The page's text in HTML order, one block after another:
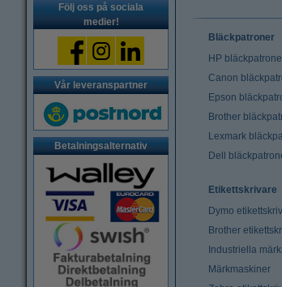
Följ oss på sociala
medier!
Vår leveranspartner
Betalningsalternativ
Bläckpatroner
HP
Canon
Epson
Brother
Lexmark
Dell
Etikettskrivare
Dymo
Brother
Industriella
Märkmaskiner